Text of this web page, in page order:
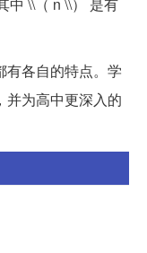
中 \\（ n \\） 是有
有各自的特点。学
并为高中更深入的